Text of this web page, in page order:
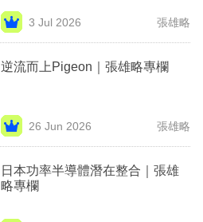
3 Jul 2026 張雄略
逆流而上Pigeon｜張雄略專欄
26 Jun 2026 張雄略
日本功率半導體潛在整合｜張雄
略專欄